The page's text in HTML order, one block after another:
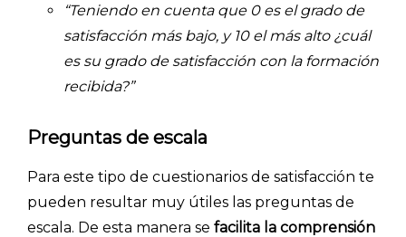
“Teniendo en cuenta que 0 es el grado de
satisfacción más bajo, y 10 el más alto ¿cuál
es su grado de satisfacción con la formación
recibida?”
Preguntas de escala
Para este tipo de cuestionarios de satisfacción te
pueden resultar muy útiles las preguntas de
escala. De esta manera se facilita la comprensión